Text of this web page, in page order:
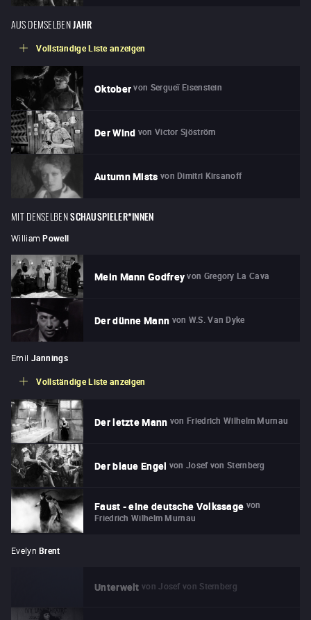
AUS DEMSELBENJAHR
Vollständige Liste anzeigen
Oktober von Sergueï Eisenstein
Der Wind von Victor Sjöström
Autumn Mists von Dimitri Kirsanoff
MIT DENSELBENSCHAUSPIELER*INNEN
William Powell
Mein Mann Godfrey von Gregory La Cava
Der dünne Mann von W.S. Van Dyke
Emil Jannings
Vollständige Liste anzeigen
Der letzte Mann von Friedrich Wilhelm Murnau
Der blaue Engel von Josef von Sternberg
Faust - eine deutsche Volkssage von
Friedrich Wilhelm Murnau
Evelyn Brent
Unterwelt von Josef von Sternberg